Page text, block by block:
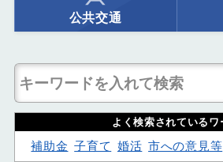
公共交通
よく検索されているワ
補助金 子育て 婚活 市への意見等